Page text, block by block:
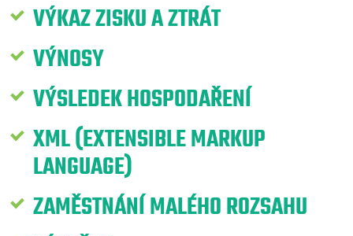
VÝKAZ ZISKU A ZTRÁT
VÝNOSY
VÝSLEDEK HOSPODAŘENÍ
XML (EXTENSIBLE MARKUP
LANGUAGE)
ZAMĚSTNÁNÍ MALÉHO ROZSAHU